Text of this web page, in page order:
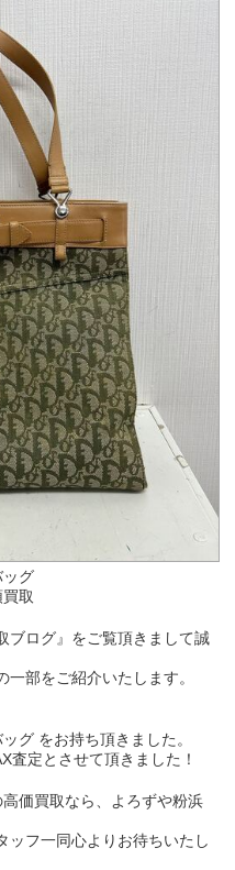
ッグ
取
ブログ』をご覧頂きまして誠
部をご紹介いたします。
グ をお持ち頂きました。
査定とさせて頂きました！
価買取なら、よろずや粉浜
ッフ一同心よりお待ちいたし